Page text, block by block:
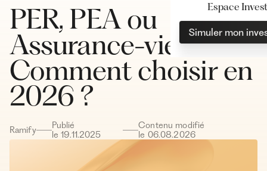
Espace
Simuler mon
PER, PEA ou
Assurance-vie :
Comment choisir en
2026 ?
Ramify
Publié
le19.11.2025
Contenu modifié
le 06.08.2026